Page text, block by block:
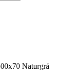
Naturgrå